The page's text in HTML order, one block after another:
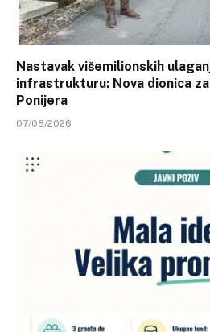
Nastavak višemilionskih
infrastrukturu: Nova dionica
Ponijera
07/08/2026